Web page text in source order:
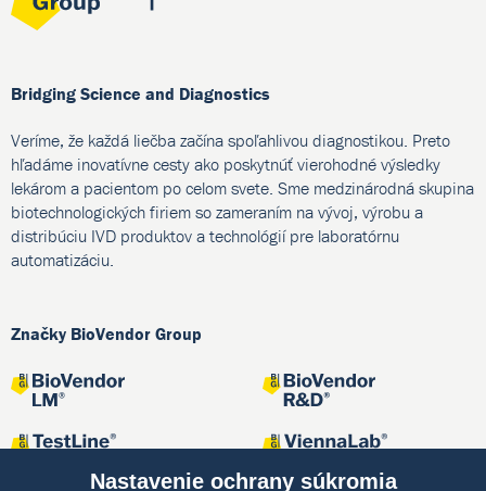
Bridging Science and Diagnostics
Veríme, že každá liečba začína spoľahlivou diagnostikou. Preto
hľadáme inovatívne cesty ako poskytnúť vierohodné výsledky
lekárom a pacientom po celom svete. Sme medzinárodná skupina
biotechnologických firiem so zameraním na vývoj, výrobu a
distribúciu IVD produktov a technológií pre laboratórnu
automatizáciu.
Značky BioVendor Group
Nastavenie ochrany súkromia